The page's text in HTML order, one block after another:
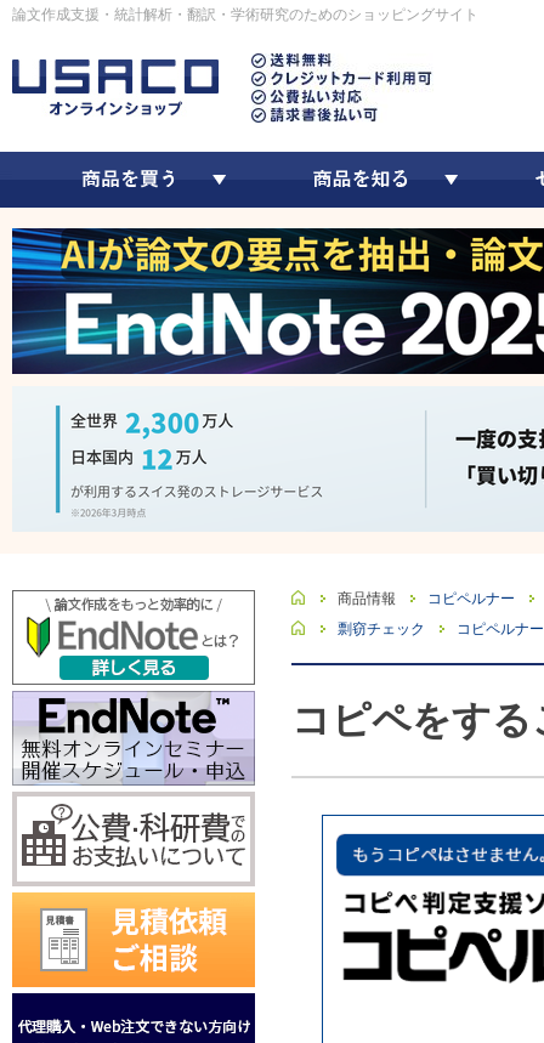
論文作成支援・統計解析・翻訳・学術研究のためのショッピングサイト
ホーム商品情報
コピペルナー
ホーム剽窃チェック コピペルナー
コピペをす